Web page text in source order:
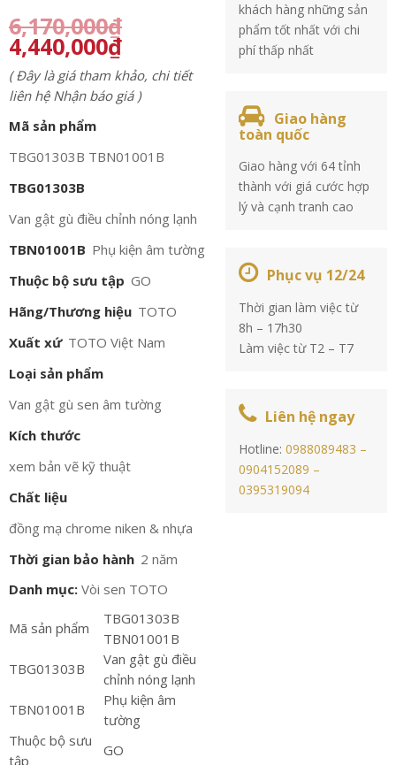
6,170,000₫
4,440,000₫
( Đây là giá tham khảo, chi tiết
liên hệ Nhận báo giá )
Mã sản phẩm
TBG01303B TBN01001B
TBG01303B
Van gật gù điều chỉnh nóng lạnh
TBN01001B Phụ kiện âm tường
Thuộc bộ sưu tập GO
Hãng/Thương hiệu TOTO
Xuất xứ TOTO Việt Nam
Loại sản phẩm
Van gật gù sen âm tường
Kích thước
xem bản vẽ kỹ thuật
Chất liệu
đồng mạ chrome niken & nhựa
Thời gian bảo hành 2 năm
Danh mục: Vòi sen TOTO
Mã sản phẩm
TBG01303B
TBN01001B
TBG01303B
Van gật gù điều
chỉnh nóng lạnh
TBN01001B
Phụ kiện âm
tường
Thuộc bộ sưu
tập
GO
khách hàng những sản
phẩm tốt nhất với chi
phí thấp nhất
Giao hàng
toàn quốc
Giao hàng với 64 tỉnh
thành với giá cước hợp
lý và cạnh tranh cao
Phục vụ 12/24
Thời gian làm việc từ
8h – 17h30
Làm việc từ T2 – T7
Liên hệ ngay
Hotline:0988089483 –
0904152089 –
0395319094